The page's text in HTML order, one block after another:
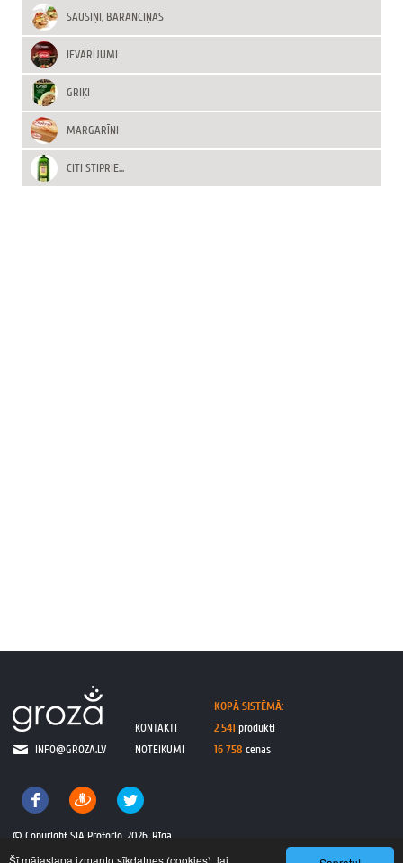
Šī mājaslapa izmanto sīkdatnes (cookies), lai
SAUSIŅI, BARANCIŅAS
IEVĀRĪJUMI
GRIĶI
MARGARĪNI
CITI STIPRIE...
INFO@GROZA.LV
KONTAKTI
NOTEIKUMI
KOPĀ SISTĒMĀ:
2 541 produkti
16 758 cenas
© Copyright SIA Proforio, 2026, Rīga